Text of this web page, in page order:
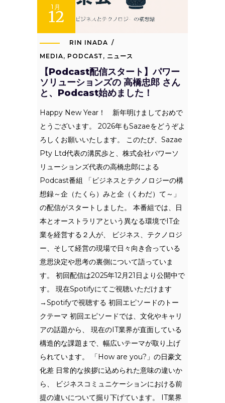
1月
12
RIN INADA
MEDIA, PODCAST , ニュース
【Podcast配信スタート】パワー
ソリューションズの 高橋忠郎 さん
と、Podcast始めました！
Happy New Year！ 新年明けましておめで
とうございます。 2026年もSazaeをどうぞよ
ろしくお願いいたします。 このたび、Sazae
Pty Ltd代表の溝尻歩と、株式会社パワーソ
リューションズ代表の高橋忠郎による
Podcast番組 「ビジネスとテクノロジーの構
想録～企（たくら）みと企（くわだ）て～」
の配信がスタートしました。 本番組では、日
本とオーストラリアという異なる環境でIT企
業を経営する２人が、 ビジネス、テクノロジ
ー、そして経営の現場で日々向き合っている
意思決定や思考の裏側について語っていま
す。 初回配信は2025年12月21日より公開中で
す。 現在Spotifyにてご視聴いただけます
→Spotifyで視聴する 初回エピソードのトー
クテーマ 初回エピソードでは、文化やキャリ
アの話題から、 現在のIT業界が直面している
構造的な課題まで、幅広いテーマが取り上げ
られています。 「How are you?」の日豪文
化差 日常的な挨拶に込められた意味の違いか
ら、 ビジネスコミュニケーションにおける前
提の違いについて掘り下げています。 IT業界